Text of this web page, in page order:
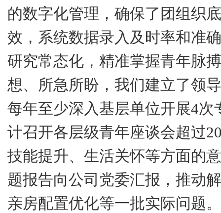
的数字化管理，确保了团组织
效，系统数据录入及时率和准
研究常态化，精准掌握青年脉
想、所急所盼，我们建立了领
每年至少深入基层单位开展4次
计召开各层级青年座谈会超过
技能提升、生活关怀等方面的
题报告向公司党委汇报，推动
亲房配置优化等一批实际问题